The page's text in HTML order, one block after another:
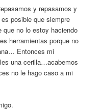
y repasamos y
posible que siempre
que no lo estoy haciendo
herramientas porque no
Entonces mi
una cerilla…acabemos
no le hago caso a mi